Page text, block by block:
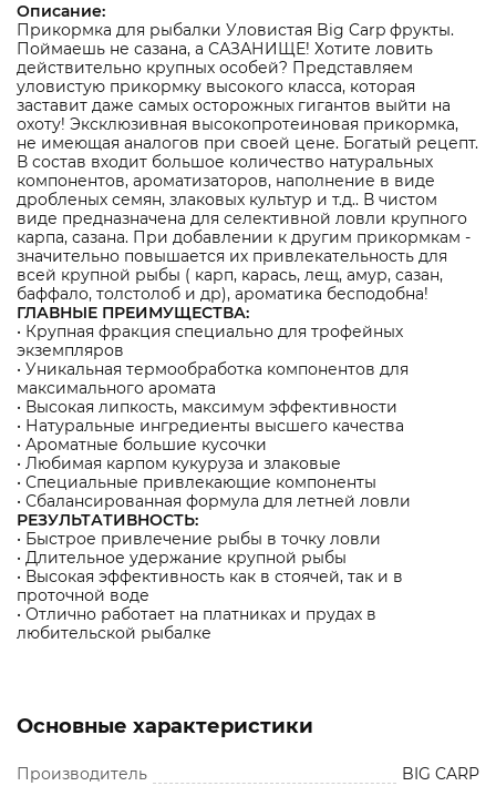
Описание:
Прикормка для рыбалки Уловистая Big Carp фрукты.
Поймаешь не сазана, а САЗАНИЩЕ! Хотите ловить
действительно крупных особей? Представляем
уловистую прикормку высокого класса, которая
заставит даже самых осторожных гигантов выйти на
охоту! Эксклюзивная высокопротеиновая прикормка,
не имеющая аналогов при своей цене. Богатый рецепт.
В состав входит большое количество натуральных
компонентов, ароматизаторов, наполнение в виде
дробленых семян, злаковых культур и т.д.. В чистом
виде предназначена для селективной ловли крупного
карпа, сазана. При добавлении к другим прикормкам -
значительно повышается их привлекательность для
всей крупной рыбы ( карп, карась, лещ, амур, сазан,
баффало, толстолоб и др), ароматика бесподобна!
ГЛАВНЫЕ ПРЕИМУЩЕСТВА:
• Крупная фракция специально для трофейных
экземпляров
• Уникальная термообработка компонентов для
максимального аромата
• Высокая липкость, максимум эффективности
• Натуральные ингредиенты высшего качества
• Ароматные большие кусочки
• Любимая карпом кукуруза и злаковые
• Специальные привлекающие компоненты
• Сбалансированная формула для летней ловли
РЕЗУЛЬТАТИВНОСТЬ:
• Быстрое привлечение рыбы в точку ловли
• Длительное удержание крупной рыбы
• Высокая эффективность как в стоячей, так и в
проточной воде
• Отлично работает на платниках и прудах в
любительской рыбалке
Основные характеристики
Производитель BIG CARP